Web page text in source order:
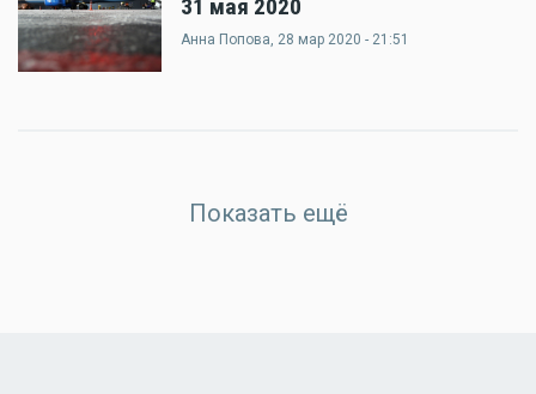
31 мая 2020
Анна Попова, 28 мар 2020 - 21:51
Показать ещё